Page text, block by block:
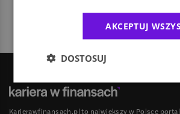
Karierawfinansach.pl to największy w Polsce
AKCEPTUJ
DOSTOSUJ